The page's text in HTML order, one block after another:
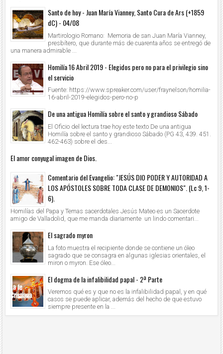
Santo de hoy - Juan María Vianney, Santo Cura de Ars (+1859
dC) - 04/08
Martirologio Romano: Memoria de san Juan María Vianney,
presbítero, que durante más de cuarenta años se entregó de
una manera admirable ...
Homilía 16 Abril 2019 - Elegidos pero no para el privilegio sino
el servicio
Fuente: https://www.spreaker.com/user/fraynelson/homilia-
16-abril-2019-elegidos-pero-no-p
De una antigua Homilía sobre el santo y grandioso Sábado
El Oficio del lectura trae hoy este texto De una antigua
Homilía sobre el santo y grandioso Sábado (PG 43, 439. 451.
462-463) sobre el des...
El amor conyugal imagen de Dios.
Comentario del Evangelio: "JESÚS DIO PODER Y AUTORIDAD A
LOS APÓSTOLES SOBRE TODA CLASE DE DEMONIOS". (Lc 9, 1-
6).
Homilías del Papa y Temas sacerdotales Jesús Mateo es un Sacerdote
amigo de Valladolid, que me manda diariamente un lindo comentari...
El sagrado myron
La foto muestra el recipiente donde se contiene un óleo
sagrado que se consagra en algunas iglesias orientales, el
miron o myron. Ese óleo...
El dogma de la infalibilidad papal - 2ª Parte
Veremos qué es y que no es la infalibilidad papal, y en qué
casos se puede aplicar, además del hecho de que estuvo
siempre presente en la ...